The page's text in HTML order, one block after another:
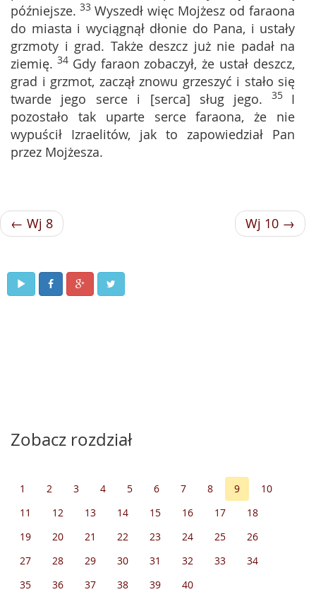
późniejsze. 33 Wyszedł więc Mojżesz od faraona
do miasta i wyciągnął dłonie do Pana, i ustały
grzmoty i grad. Także deszcz już nie padał na
ziemię. 34 Gdy faraon zobaczył, że ustał deszcz,
grad i grzmot, zaczął znowu grzeszyć i stało się
twarde jego serce i [serca] sług jego. 35 I
pozostało tak uparte serce faraona, że nie
wypuścił Izraelitów, jak to zapowiedział Pan
przez Mojżesza.
← Wj 8 Wj 10 →
Zobacz rozdział
1 2 3 4 5 6 7 8 9
10
11
12 13 14 15 16 17
18
19
20 21 22 23 24 25
26
27
28 29 30 31 32 33
34
35
36 37 38 39 40